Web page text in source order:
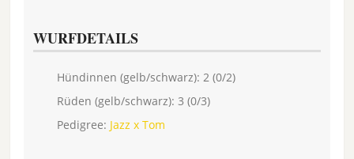
WURFDETAILS
Hündinnen (gelb/schwarz): 2 (0/2)
Rüden (gelb/schwarz): 3 (0/3)
Pedigree: Jazz x Tom